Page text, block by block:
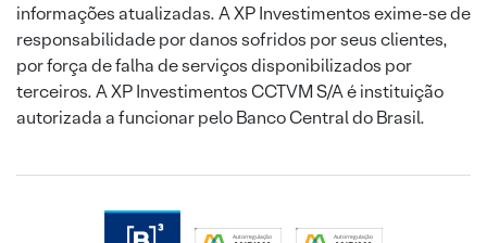
informações atualizadas. A XP Investimentos exime-se de
responsabilidade por danos sofridos por seus clientes,
por força de falha de serviços disponibilizados por
terceiros. A XP Investimentos CCTVM S/A é instituição
autorizada a funcionar pelo Banco Central do Brasil.